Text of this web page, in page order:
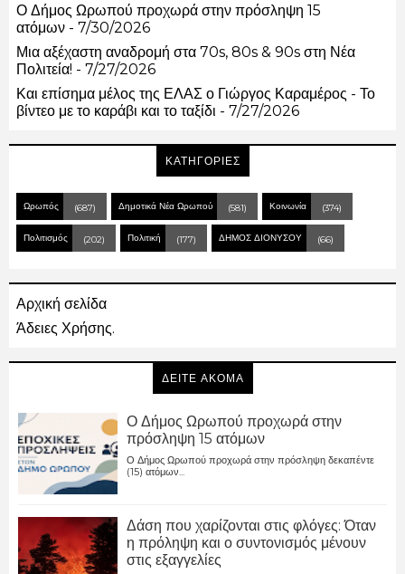
Ο Δήμος Ωρωπού προχωρά στην πρόσληψη 15
ατόμων - 7/30/2026
Μια αξέχαστη αναδρομή στα 70s, 80s & 90s στη Νέα
Πολιτεία! - 7/27/2026
Και επίσημα μέλος της ΕΛΑΣ ο Γιώργος Καραμέρος - Το
βίντεο με το καράβι και το ταξίδι - 7/27/2026
ΚΑΤΗΓΟΡΙΕΣ
Ωρωπός (687) Δημοτικά Νέα Ωρωπού (581) Κοινωνία (374)
Πολιτισμός (202) Πολιτική (177) ΔΗΜΟΣ ΔΙΟΝΥΣΟΥ (66)
Αρχική σελίδα
Άδειες Χρήσης.
ΔΕΙΤΕ ΑΚΟΜΑ
Ο Δήμος Ωρωπού προχωρά στην
πρόσληψη 15 ατόμων
Ο Δήμος Ωρωπού προχωρά στην πρόσληψη δεκαπέντε
(15) ατόμων...
Δάση που χαρίζονται στις φλόγες: Όταν
η πρόληψη και ο συντονισμός μένουν
στις εξαγγελίες